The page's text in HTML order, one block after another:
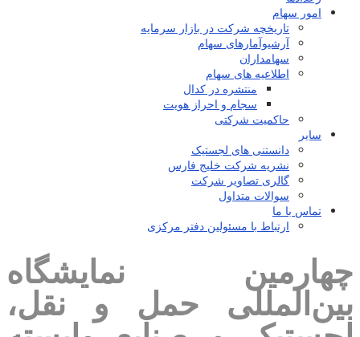
امور سهام
تاریخچه شرکت در بازار سرمایه
آرشیوآمارهای سهام
سهامداران
اطلاعیه های سهام
منتشره در کدال
سجام و احراز هویت
حاکمیت شرکتی
سایر
دانستنی های لجستیک
نشریه شرکت خلیج فارس
گالری تصاویر شرکت
سوالات متداول
تماس با ما
ارتباط با مسئولین دفتر مرکزی
چهارمین نمایشگاه
بین‌المللی حمل و نقل،